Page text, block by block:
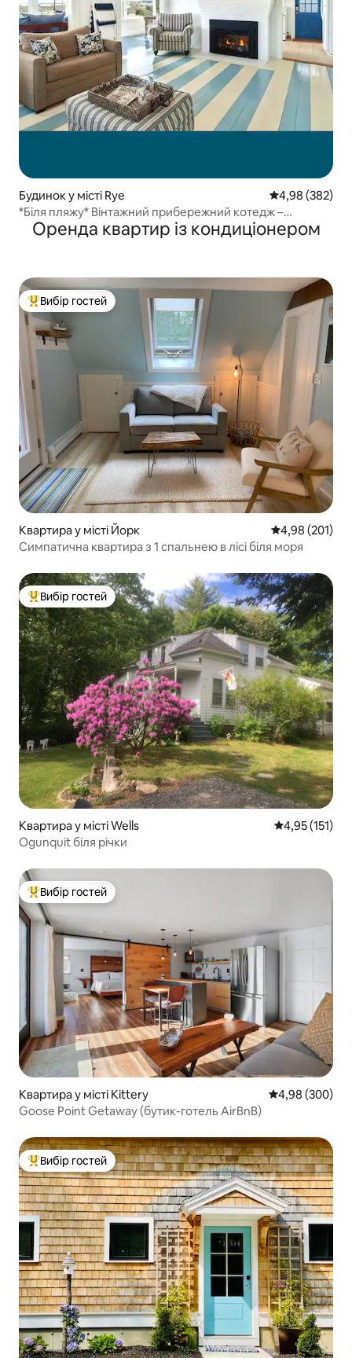
Будинок у місті Rye Середня
4,98 (382)
*Біля пляжу* Вінтажний прибережний котедж –
відпочинок
Оренда квартир із кондиціонером
Топ вибір гостей
Вибір гостей
Квартира у місті Йорк Середня
4,98 (201)
Симпатична квартира з 1 спальнею в лісі біля моря
Топ вибір гостей
Вибір гостей
Квартира у місті Wells Середня
4,95 (151)
Ogunquit біля річки
Топ вибір гостей
Вибір гостей
Квартира у місті Kittery Середня
4,98 (300)
Goose Point Getaway (бутик-готель AirBnB)
Топ вибір гостей
Вибір гостей